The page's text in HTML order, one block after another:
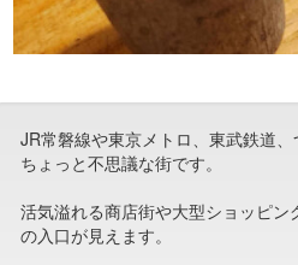
JR常磐線や東京メトロ、東武鉄道
ちょっと不思議な街です。
活気溢れる商店街や大型ショッピ
の入口が見えます。